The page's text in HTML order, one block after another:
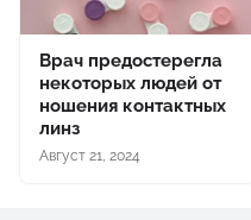
Врач предостерегла
некоторых людей от
ношения контактных
линз
Август 21, 2024